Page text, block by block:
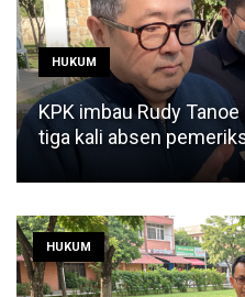
HUKUM
KPK imbau Rudy
tiga kali absen
HUKUM